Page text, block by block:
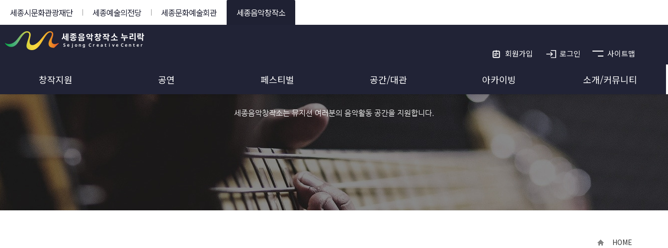
세종시문화관광재단 세종예술의전당 세종문화예술회관 세종음악창작소
회원가입 로그인 사이트맵
창작지원 공연 페스티벌 공간/대관 아카이빙 소개/커뮤니티
세종음악창작소는 뮤지션 여러분의 음악활동 공간을 지원합니다.
HOME